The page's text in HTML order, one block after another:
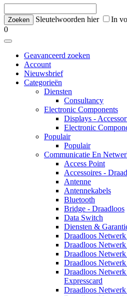
Sleutelwoorden hier
In
0
Geavanceerd zoeken
Account
Nieuwsbrief
Categorieën
Diensten
Consultancy
Electronic Components
Displays -
Electronic
Populair
Populair
Communicatie En
Access Point
Accessoires -
Antenne
Antennekabels
Bluetooth
Bridge - Draadloos
Data Switch
Diensten &
Draadloos
Draadloos
Draadloos
Draadloos
Draadloos
Expresscard
Draadloos